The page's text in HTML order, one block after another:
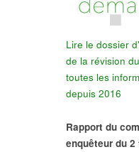
Lire le dossier
de la révision
toutes les
depuis 2016
Rapport du
enquêteur du